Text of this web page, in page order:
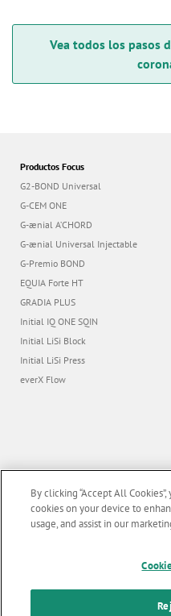
Vea todos los pasos
Productos Focus
G2-BOND Universal
G-CEM ONE
G-ænial A’CHORD
G-ænial Universal Injectable
G-Premio BOND
EQUIA Forte HT
GRADIA PLUS
Initial IQ ONE SQIN
Initial LiSi Block
Initial LiSi Press
everX Flow
By clicking “Accept All
cookies on your device to
usage, and assist in our